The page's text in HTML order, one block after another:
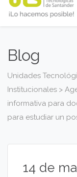
Blog
Unidades
Institucionales >
informativa para
para estudiar un
14 de